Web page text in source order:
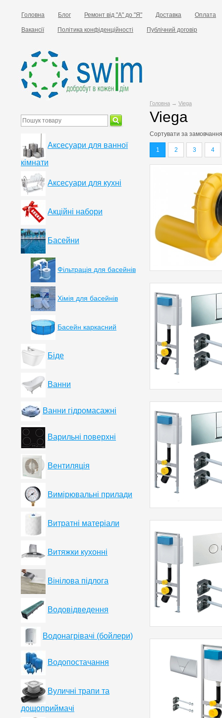
Головна Блог Ремонт від "А" до "Я" Доставка Оплата
Вакансії Політика конфіденційності Публічний договір
Головна → Viega
Viega
Сортувати за
1 2 3 4
Аксесуари для ванної
кімнати
Аксесуари для кухні
Акційні набори
Басейни
Фільтрація для басейнів
Хімія для басейнів
Басейн каркасний
Біде
Ванни
Ванни гідромасажні
Варильні поверхні
Вентиляція
Вимірювальні прилади
Витратні матеріали
Витяжки кухонні
Вінілова підлога
Водовідведення
Водонагрівачі (бойлери)
Водопостачання
Вуличні трапи та
дощоприймачі